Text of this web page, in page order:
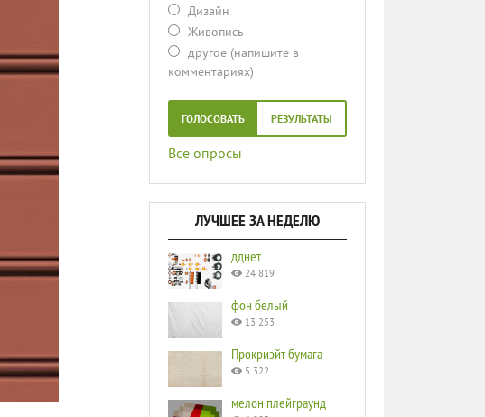
Дизайн
Живопись
другое (напишите в
комментариях)
ГОЛОСОВАТЬ РЕЗУЛЬТАТЫ
Все опросы
ЛУЧШЕЕ ЗА НЕДЕЛЮ
дднет
24 819
фон белый
13 253
Прокриэйт бумага
5 322
мелон плейграунд